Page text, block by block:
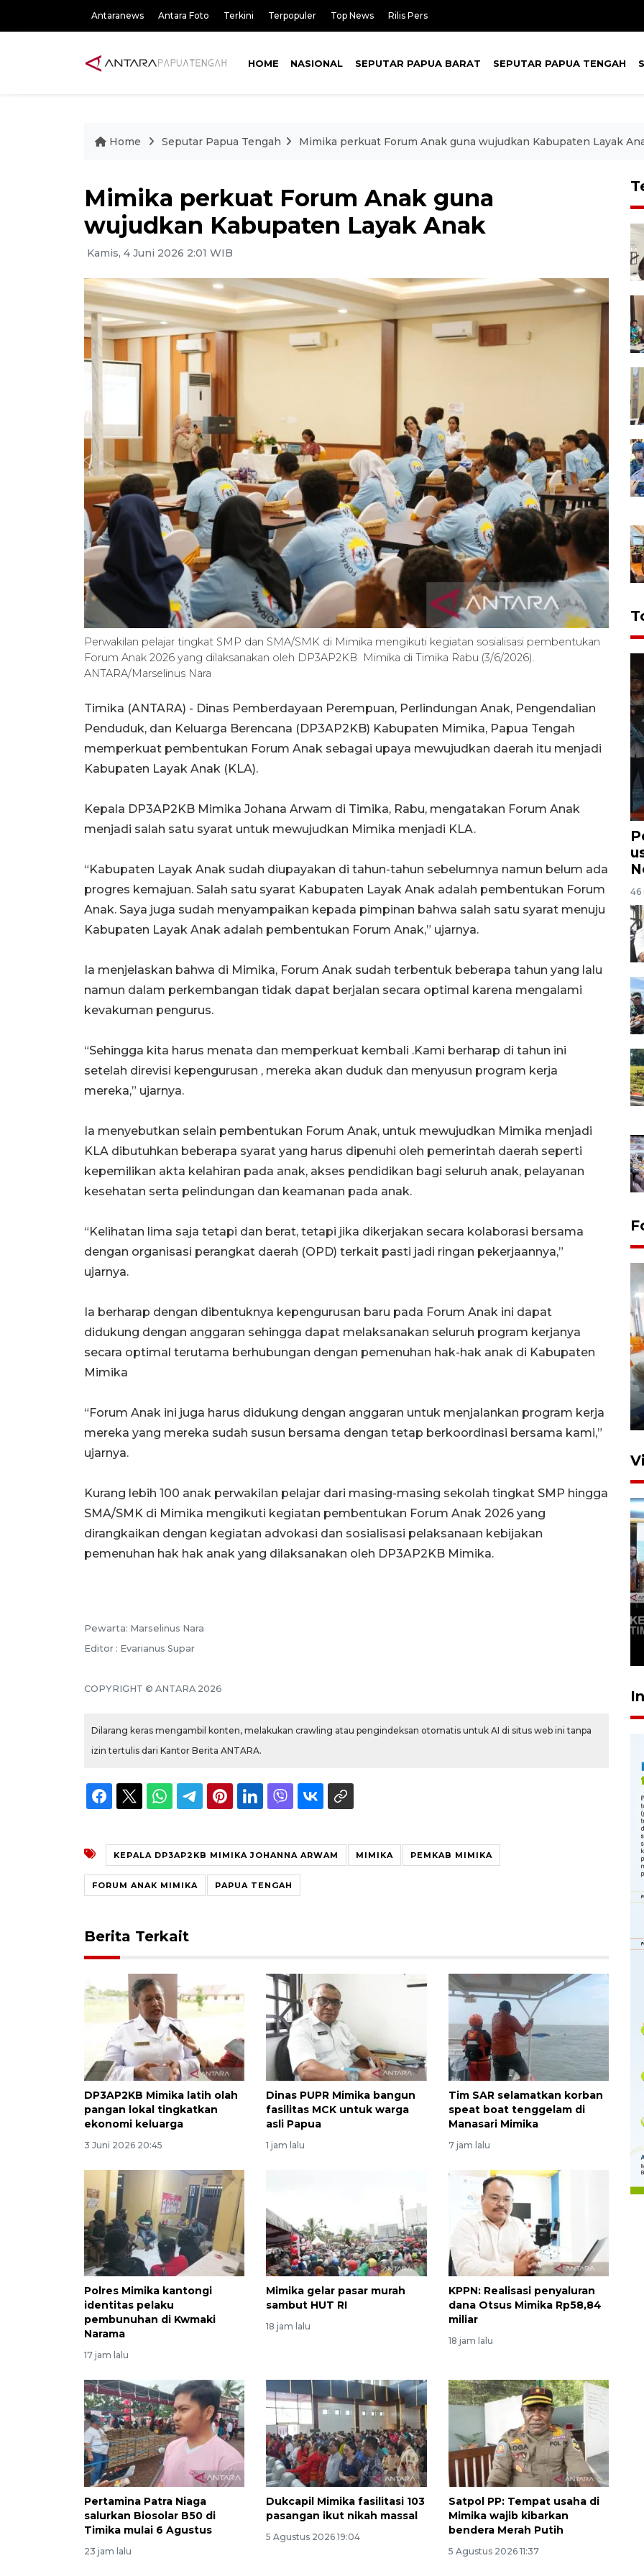
Antaranews Antara Foto Terkini Terpopuler Top News Rilis Pers
HOME NASIONAL SEPUTAR PAPUA BARAT SEPUTAR PAPUA TENGAH
Home Seputar Papua Tengah Mimika perkuat Forum Anak guna wujudkan Kabupaten Layak
Mimika perkuat Forum Anak guna
wujudkan Kabupaten Layak Anak
Kamis, 4 Juni 2026 2:01 WIB
Perwakilan pelajar tingkat SMP dan SMA/SMK di Mimika mengikuti kegiatan sosialisasi pembentukan
Forum Anak 2026 yang dilaksanakan oleh DP3AP2KB Mimika di Timika Rabu (3/6/2026).
ANTARA/Marselinus Nara
Timika (ANTARA) - Dinas Pemberdayaan Perempuan, Perlindungan Anak, Pengendalian
Penduduk, dan Keluarga Berencana (DP3AP2KB) Kabupaten Mimika, Papua Tengah
memperkuat pembentukan Forum Anak sebagai upaya mewujudkan daerah itu menjadi
Kabupaten Layak Anak (KLA).
Kepala DP3AP2KB Mimika Johana Arwam di Timika, Rabu, mengatakan Forum Anak
menjadi salah satu syarat untuk mewujudkan Mimika menjadi KLA.
“Kabupaten Layak Anak sudah diupayakan di tahun-tahun sebelumnya namun belum ada
progres kemajuan. Salah satu syarat Kabupaten Layak Anak adalah pembentukan Forum
Anak. Saya juga sudah menyampaikan kepada pimpinan bahwa salah satu syarat menuju
Kabupaten Layak Anak adalah pembentukan Forum Anak,” ujarnya.
Ia menjelaskan bahwa di Mimika, Forum Anak sudah terbentuk beberapa tahun yang lalu
namun dalam perkembangan tidak dapat berjalan secara optimal karena mengalami
kevakuman pengurus.
“Sehingga kita harus menata dan memperkuat kembali .Kami berharap di tahun ini
setelah direvisi kepengurusan , mereka akan duduk dan menyusun program kerja
mereka,” ujarnya.
Ia menyebutkan selain pembentukan Forum Anak, untuk mewujudkan Mimika menjadi
KLA dibutuhkan beberapa syarat yang harus dipenuhi oleh pemerintah daerah seperti
kepemilikan akta kelahiran pada anak, akses pendidikan bagi seluruh anak, pelayanan
kesehatan serta pelindungan dan keamanan pada anak.
“Kelihatan lima saja tetapi dan berat, tetapi jika dikerjakan secara kolaborasi bersama
dengan organisasi perangkat daerah (OPD) terkait pasti jadi ringan pekerjaannya,”
ujarnya.
Ia berharap dengan dibentuknya kepengurusan baru pada Forum Anak ini dapat
didukung dengan anggaran sehingga dapat melaksanakan seluruh program kerjanya
secara optimal terutama berhubungan dengan pemenuhan hak-hak anak di Kabupaten
Mimika
“Forum Anak ini juga harus didukung dengan anggaran untuk menjalankan program kerja
mereka yang mereka sudah susun bersama dengan tetap berkoordinasi bersama kami,”
ujarnya.
Kurang lebih 100 anak perwakilan pelajar dari masing-masing sekolah tingkat SMP hingga
SMA/SMK di Mimika mengikuti kegiatan pembentukan Forum Anak 2026 yang
dirangkaikan dengan kegiatan advokasi dan sosialisasi pelaksanaan kebijakan
pemenuhan hak hak anak yang dilaksanakan oleh DP3AP2KB Mimika.
Pewarta: Marselinus Nara
Editor : Evarianus Supar
COPYRIGHT © ANTARA 2026
Dilarang keras mengambil konten, melakukan crawling atau pengindeksan otomatis untuk AI di situs web ini tanpa
izin tertulis dari Kantor Berita ANTARA.
KEPALA DP3AP2KB MIMIKA JOHANNA ARWAM MIMIKA PEMKAB MIMIKA
FORUM ANAK MIMIKA PAPUA TENGAH
Berita Terkait
DP3AP2KB Mimika latih olah
pangan lokal tingkatkan
ekonomi keluarga
3 Juni 2026 20:45
Dinas PUPR Mimika bangun
fasilitas MCK untuk warga
asli Papua
1 jam lalu
Tim SAR selamatkan korban
speat boat tenggelam di
Manasari Mimika
7 jam lalu
Polres Mimika kantongi
identitas pelaku
pembunuhan di Kwmaki
Narama
17 jam lalu
Mimika gelar pasar murah
sambut HUT RI
18 jam lalu
KPPN: Realisasi penyaluran
dana Otsus Mimika Rp58,84
miliar
18 jam lalu
Pertamina Patra Niaga
salurkan Biosolar B50 di
Timika mulai 6 Agustus
23 jam lalu
Dukcapil Mimika fasilitasi 103
pasangan ikut nikah massal
5 Agustus 2026 19:04
Satpol PP: Tempat usaha di
Mimika wajib kibarkan
bendera Merah Putih
5 Agustus 2026 11:37
46
8 Januari 2026 20:19
Memberantas kejahatan
2026-08-05 18:00:00